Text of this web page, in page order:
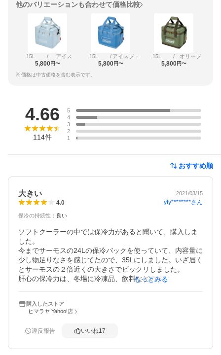
他のバリエーションも合わせて価格比較
15L / アイス
5,800円〜
15L / アイスブルー
5,800円〜
15L / オリーブ
5,800円〜
※ 価格は中古価格を含む表示です。
4.66
114件
5
4
3
2
1
おすすめ順
大きい 2021/03/15
4.0 yty********さん
保冷の持続性 ： 良い
ソフトクーラーの中では保冷力があると聞いて、購入しま
した。
今までサーモスの24Lの保冷バックを使っていて、内容量に
少し物足りなさを感じてたので、35Lにしました。いざ届く
とサーモスの２倍近くの大きさでビックリしました。
肝心の保冷力は、冬場に冷凍品、飲料などの冷蔵品を保冷
れていた保冷剤が２つくらい半分凍ったままで残っていま
した。
凍っていたことはなかったので、性能は良いのかな？と思
もっとみる
購入したストア
ヒマラヤ Yahoo!店
違反報告 いいね17